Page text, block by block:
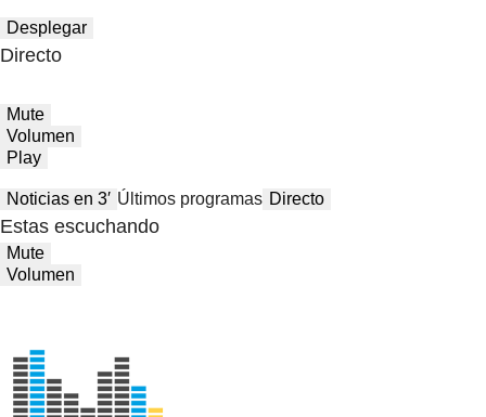
Desplegar
Directo
Mute
Volumen
Play
Noticias en 3′ Últimos programas Directo
Estas escuchando
Mute
Volumen